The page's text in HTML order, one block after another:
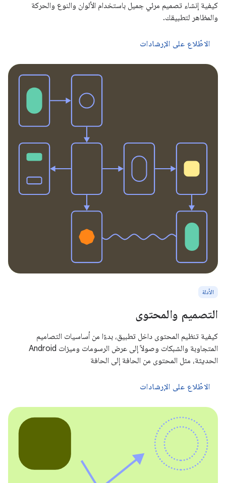
كيفية إنشاء تصميم مرئي جميل باستخدام الألوان والنوع والحركة
والمظاهر لتطبيقك.
الاطّلاع على الإرشادات
الأدلة
التصميم والمحتوى
كيفية تنظيم المحتوى داخل تطبيق، بدءًا من أساسيات التصاميم
المتجاوبة والشبكات وصولاً إلى عرض الرسومات وميزات Android
الحديثة، مثل المحتوى من الحافة إلى الحافة
الاطّلاع على الإرشادات